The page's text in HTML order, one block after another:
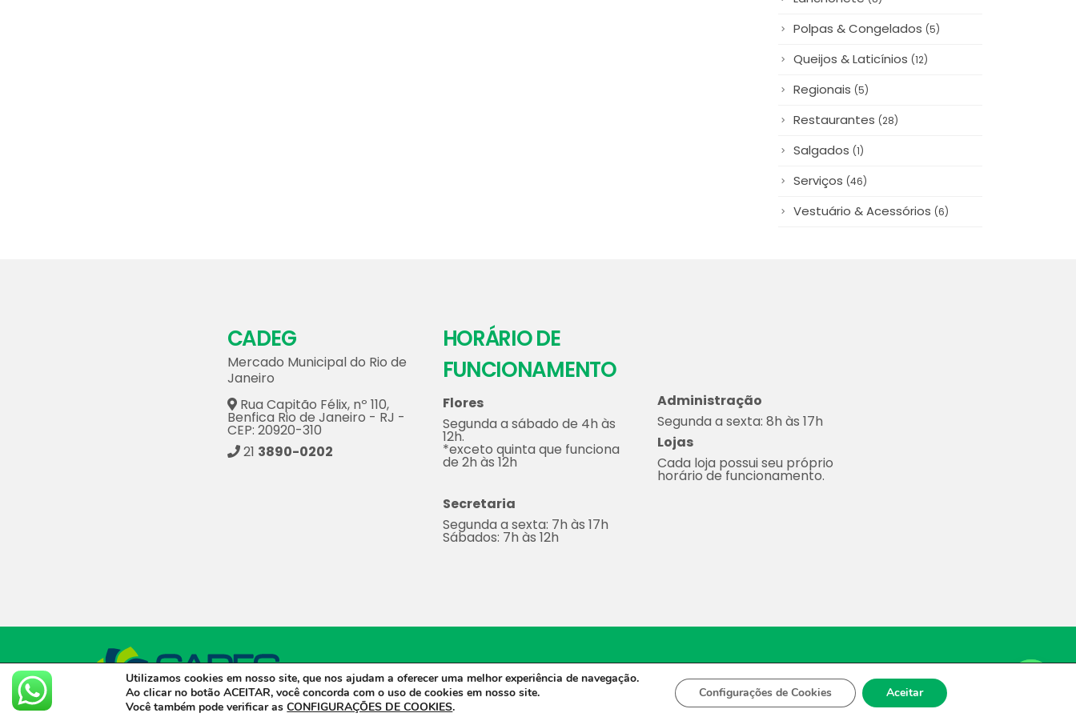
Polpas & Congelados (5)
Queijos & Laticínios (12)
Regionais (5)
Restaurantes (28)
Salgados (1)
Serviços (46)
Vestuário & Acessórios (6)
CADEG
Mercado Municipal do Rio de
Janeiro
Rua Capitão Félix, nº 110,
Benfica Rio de Janeiro - RJ -
CEP: 20920-310
21 3890-0202
HORÁRIO DE
FUNCIONAMENTO
Flores
Segunda a sábado de 4h às
12h.
*exceto quinta que funciona
de 2h às 12h
Secretaria
Segunda a sexta: 7h às 17h
Sábados: 7h às 12h
Administração
Segunda a sexta: 8h às 17h
Lojas
Cada loja possui seu próprio
horário de funcionamento.
CADEG © 2023 - Todos os direitos reservados. Desenvolvido por Molin Space.
Utilizamos cookies em nosso site, que nos ajudam a oferecer uma melhor experiência de navegação.
Ao clicar no botãoACEITAR, você concorda com o uso de cookies em nosso site.
Você também pode verificar asCONFIGURAÇÕES DE COOKIES.
Aceitar
Configurações de Cookies
Contact us